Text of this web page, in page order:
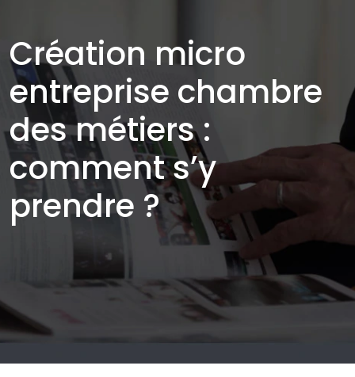
Création micro
entreprise chambre
des métiers :
comment s’y
prendre ?